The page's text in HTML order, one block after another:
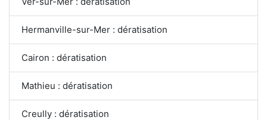
Hermanville-sur-Mer : dératisation
Cairon : dératisation
Mathieu : dératisation
Creully : dératisation